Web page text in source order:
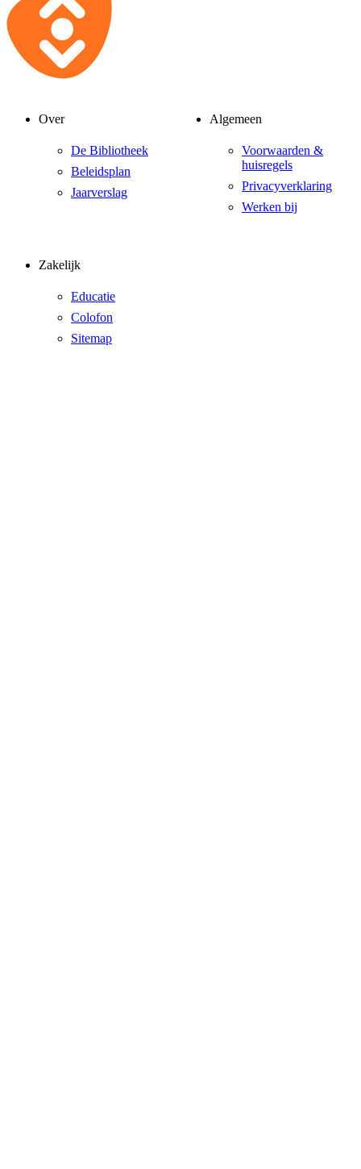
Over
De Bibliotheek
Beleidsplan
Jaarverslag
Algemeen
Voorwaarden &
huisregels
Privacyverklaring
Werken bij
Zakelijk
Educatie
Colofon
Sitemap